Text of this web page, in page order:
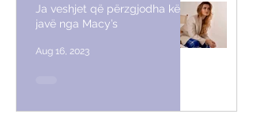
Ja veshjet që përzgjodha këtë
javë nga Macy’s
Aug 16, 2023